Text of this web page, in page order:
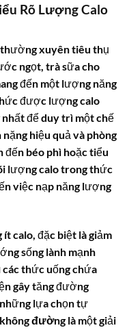
Rõ Lượng Calo
thường xuyên tiêu thụ
ngọt, trà sữa cho
đến một lượng năng
được lượng calo
để duy trì một chế
hiệu quả và phòng
đến béo phì hoặc tiểu
lượng calo trong thức
việc nạp năng lượng
ít calo, đặc biệt là giảm
sống lành mạnh
thức uống chứa
gây tăng đường
lựa chọn tự
đườnglà một giải